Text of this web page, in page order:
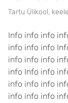
Tartu Ülikool,
Info info info
info info info
info info info
info Info info
info info info
info info info